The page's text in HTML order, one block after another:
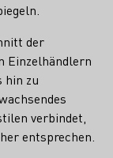
der
Einzelhändlern
hin zu
verbindet,
entsprechen.